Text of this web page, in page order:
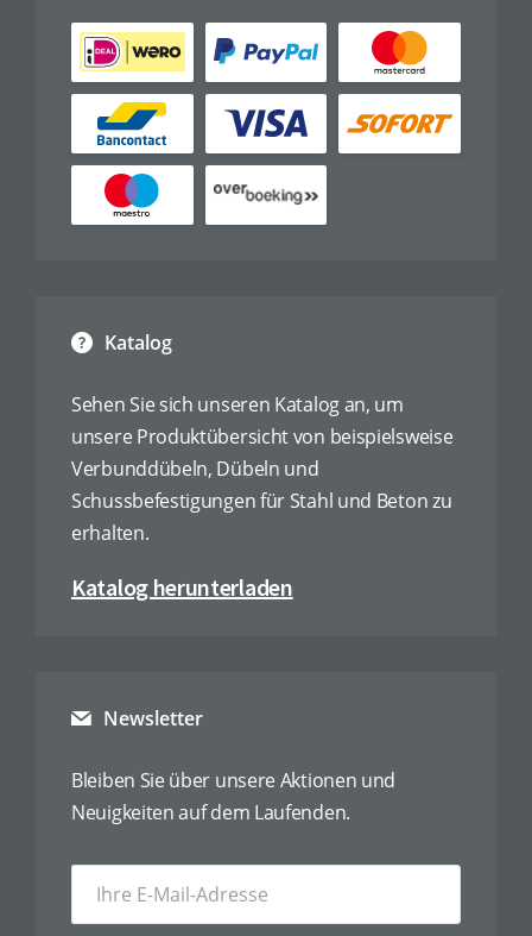
Katalog
Sehen Sie sich unseren Katalog an, um
unsere Produktübersicht von beispielsweise
Verbunddübeln, Dübeln und
Schussbefestigungen für Stahl und Beton zu
erhalten.
Katalog herunterladen
Newsletter
Bleiben Sie über unsere Aktionen und
Neuigkeiten auf dem Laufenden.